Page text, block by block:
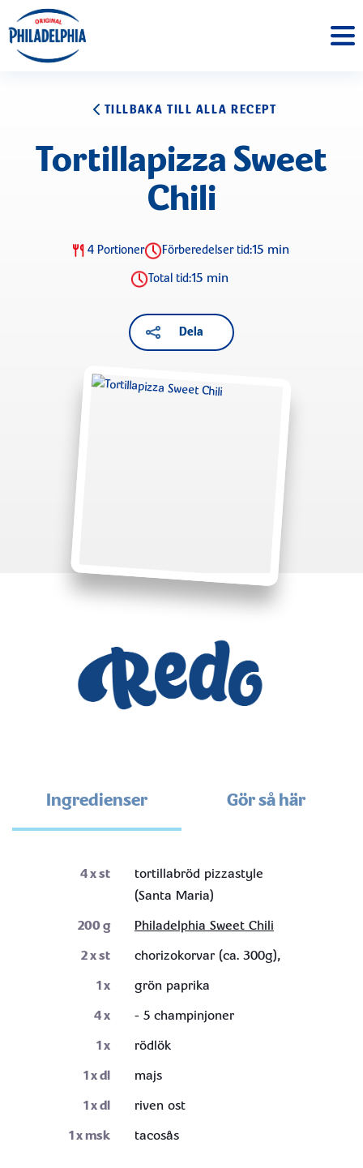
TILLBAKA TILL ALLA RECEPT
Tortillapizza Sweet
Chili
4 Portioner Förberedelser tid:15 min
Total tid:15 min
Dela
Ingredienser Gör så här
4x st
tortillabröd pizzastyle
(Santa Maria)
200g
Philadelphia Sweet Chili
2x st
chorizokorvar (ca. 300g),
1x
grön paprika
4x
- 5 champinjoner
1x
rödlök
1x dl
majs
1x dl
riven ost
1x msk tacosås